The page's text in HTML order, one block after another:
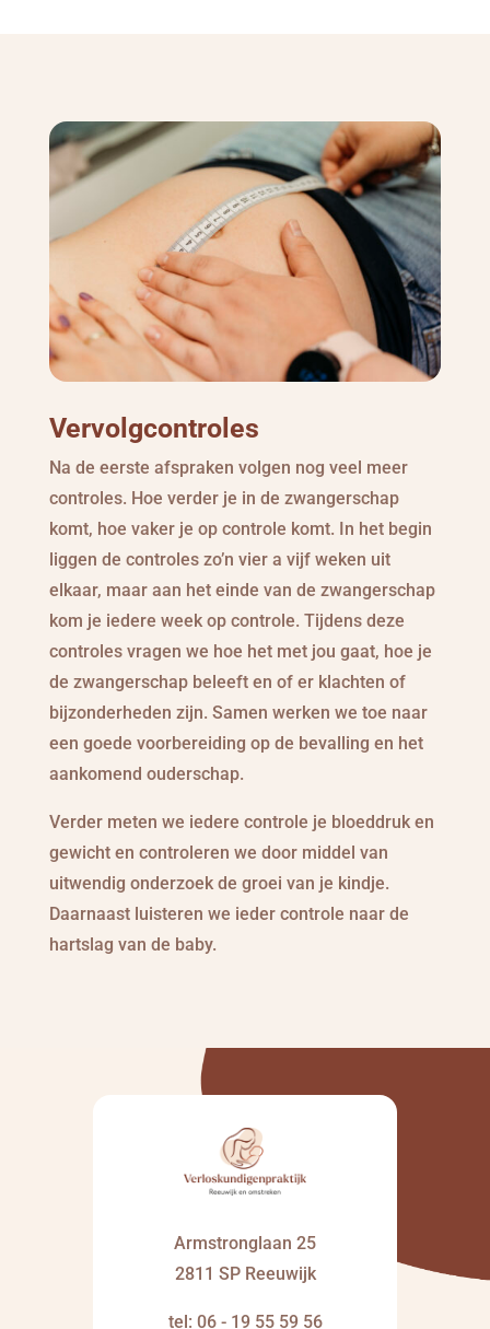
Vervolgcontroles
Na de eerste afspraken volgen nog veel meer
controles. Hoe verder je in de zwangerschap
komt, hoe vaker je op controle komt. In het begin
liggen de controles zo’n vier a vijf weken uit
elkaar, maar aan het einde van de zwangerschap
kom je iedere week op controle. Tijdens deze
controles vragen we hoe het met jou gaat, hoe je
de zwangerschap beleeft en of er klachten of
bijzonderheden zijn. Samen werken we toe naar
een goede voorbereiding op de bevalling en het
aankomend ouderschap.
Verder meten we iedere controle je bloeddruk en
gewicht en controleren we door middel van
uitwendig onderzoek de groei van je kindje.
Daarnaast luisteren we ieder controle naar de
hartslag van de baby.
Armstronglaan 25
2811 SP Reeuwijk
tel: 06 - 19 55 59 56